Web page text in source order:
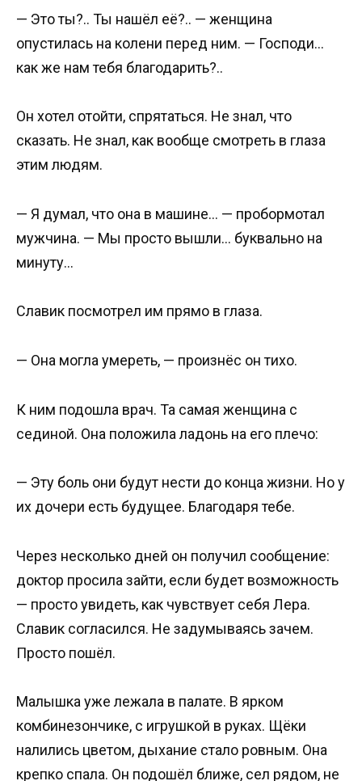
— Это ты?.. Ты нашёл её?.. — женщина
опустилась на колени перед ним. — Господи…
как же нам тебя благодарить?..
Он хотел отойти, спрятаться. Не знал, что
сказать. Не знал, как вообще смотреть в глаза
этим людям.
— Я думал, что она в машине… — пробормотал
мужчина. — Мы просто вышли… буквально на
минуту…
Славик посмотрел им прямо в глаза.
— Она могла умереть, — произнёс он тихо.
К ним подошла врач. Та самая женщина с
сединой. Она положила ладонь на его плечо:
— Эту боль они будут нести до конца жизни. Но у
их дочери есть будущее. Благодаря тебе.
Через несколько дней он получил сообщение:
доктор просила зайти, если будет возможность
— просто увидеть, как чувствует себя Лера.
Славик согласился. Не задумываясь зачем.
Просто пошёл.
Малышка уже лежала в палате. В ярком
комбинезончике, с игрушкой в руках. Щёки
налились цветом, дыхание стало ровным. Она
крепко спала. Он подошёл ближе, сел рядом, не